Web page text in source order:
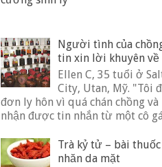
Người tình của
tin xin lời khuyên về
Ellen C, 35 tuổi ở
City, Utan, Mỹ. "Tôi
đơn ly hôn vì quá chán chồng và
nhận được tin nhắn từ một cô
Trà kỷ tử – bài
nhăn da mặt